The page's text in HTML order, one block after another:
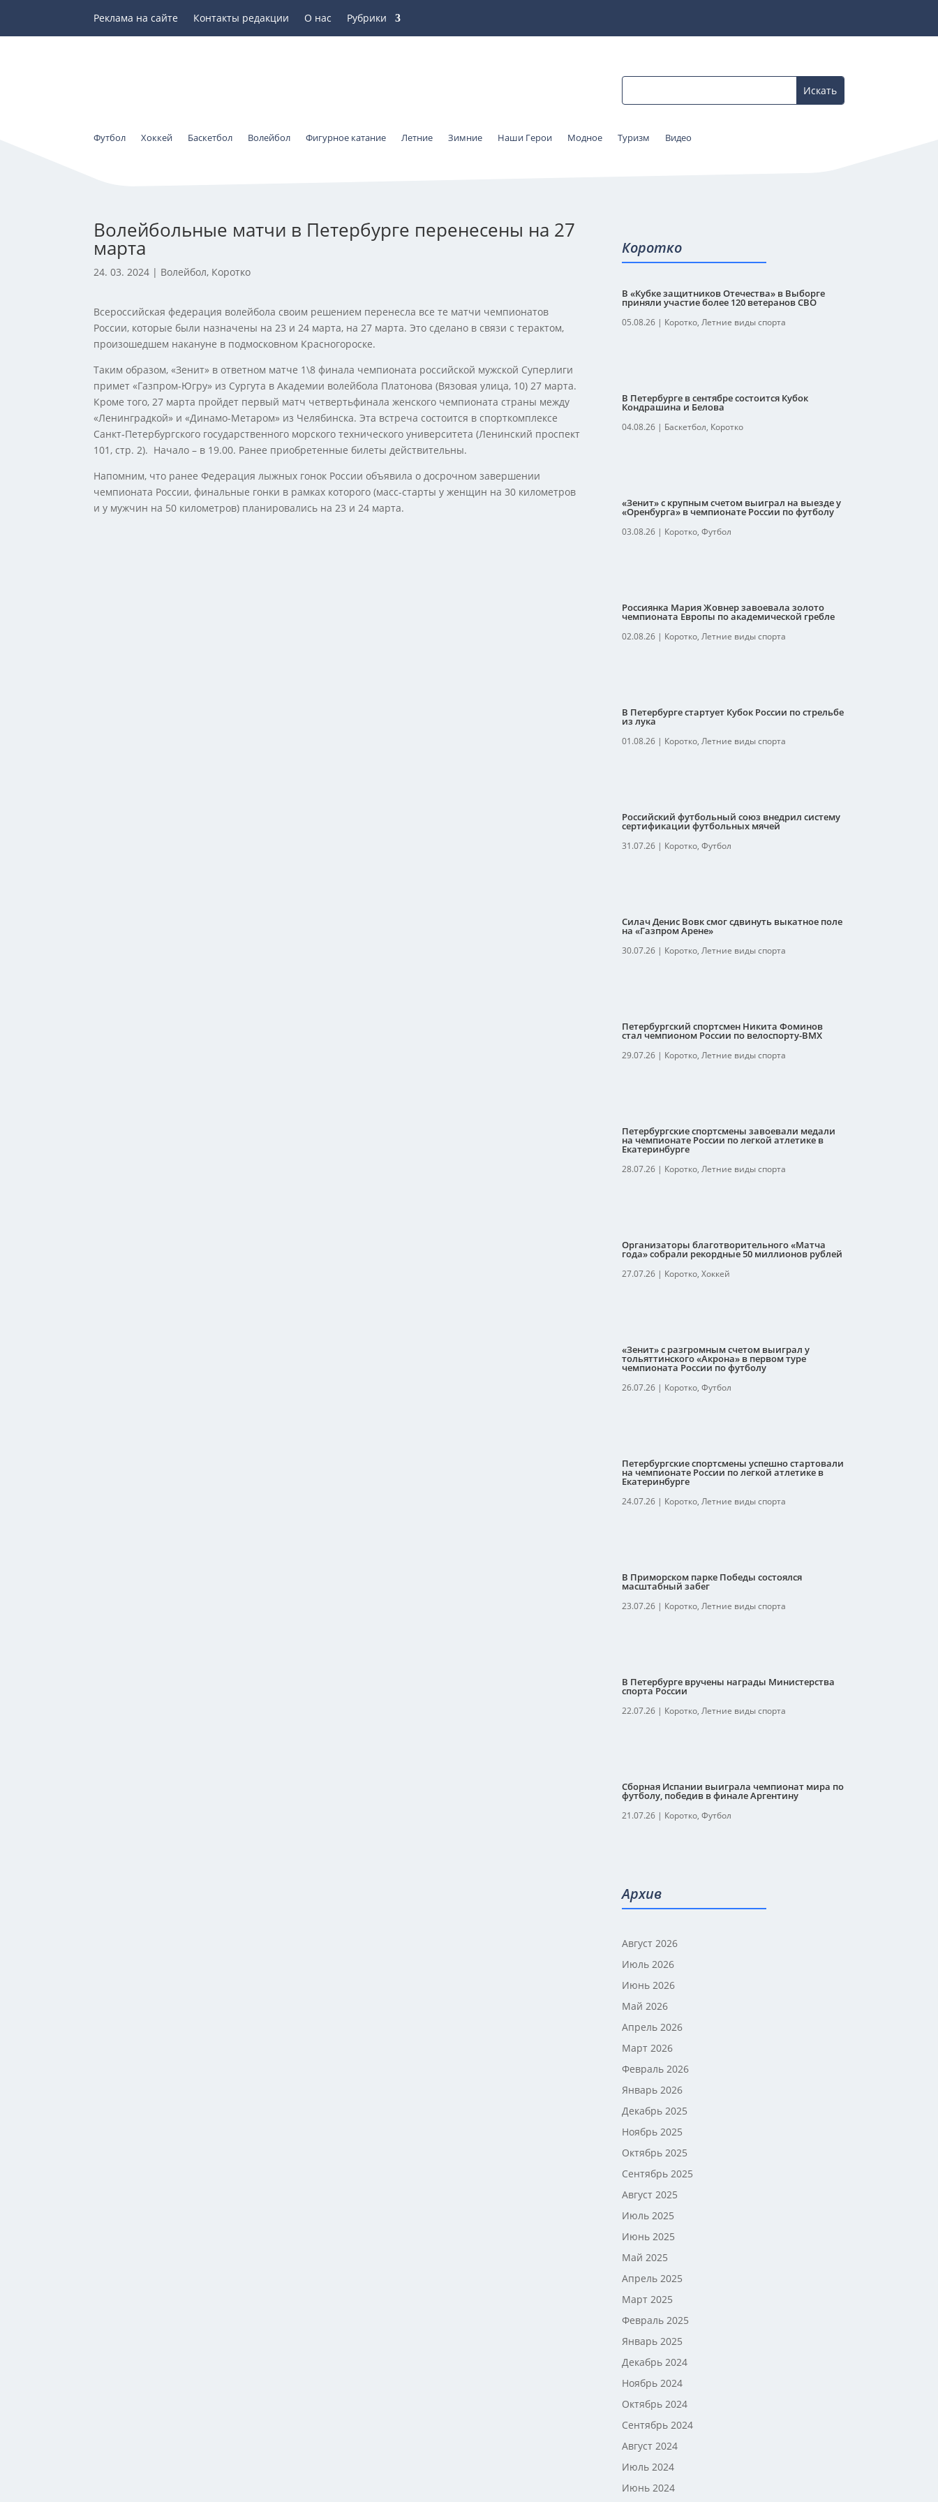
Реклама на сайте Контакты редакции О нас Рубрики
Футбол Хоккей Баскетбол Волейбол Фигурное катание Летние Зимние Наши Герои Модное Туризм Видео
Волейбольные матчи в Петербурге перенесены на 27
марта
24. 03. 2024 | Волейбол, Коротко
Всероссийская федерация волейбола своим решением перенесла все те матчи чемпионатов
России, которые были назначены на 23 и 24 марта, на 27 марта. Это сделано в связи с терактом,
произошедшем накануне в подмосковном Красногороске.
Таким образом, «Зенит» в ответном матче 1\8 финала чемпионата российской мужской Суперлиги
примет «Газпром-Югру» из Сургута в Академии волейбола Платонова (Вязовая улица, 10) 27 марта.
Кроме того, 27 марта пройдет первый матч четвертьфинала женского чемпионата страны между
«Ленинградкой» и «Динамо-Метаром» из Челябинска. Эта встреча состоится в спорткомплексе
Санкт‑Петербургского государственного морского технического университета (Ленинский проспект
101, стр. 2). Начало – в 19.00. Ранее приобретенные билеты действительны.
Напомним, что ранее Федерация лыжных гонок России объявила о досрочном завершении
чемпионата России, финальные гонки в рамках которого (масс-старты у женщин на 30 километров
и у мужчин на 50 километров) планировались на 23 и 24 марта.
Коротко
В «Кубке защитников Отечества» в Выборге
приняли участие более 120 ветеранов СВО
05.08.26| Коротко, Летние виды спорта
В Петербурге в сентябре состоится Кубок
Кондрашина и Белова
04.08.26| Баскетбол, Коротко
«Зенит» с крупным счетом выиграл на выезде у
«Оренбурга» в чемпионате России по футболу
03.08.26| Коротко, Футбол
Россиянка Мария Жовнер завоевала золото
чемпионата Европы по академической гребле
02.08.26| Коротко, Летние виды спорта
В Петербурге стартует Кубок России по стрельбе
из лука
01.08.26| Коротко, Летние виды спорта
Российский футбольный союз внедрил систему
сертификации футбольных мячей
31.07.26| Коротко, Футбол
Силач Денис Вовк смог сдвинуть выкатное поле
на «Газпром Арене»
30.07.26| Коротко, Летние виды спорта
Петербургский спортсмен Никита Фоминов
стал чемпионом России по велоспорту-ВМХ
29.07.26| Коротко, Летние виды спорта
Петербургские спортсмены завоевали медали
на чемпионате России по легкой атлетике в
Екатеринбурге
28.07.26| Коротко, Летние виды спорта
Организаторы благотворительного «Матча
года» собрали рекордные 50 миллионов рублей
27.07.26| Коротко, Хоккей
«Зенит» с разгромным счетом выиграл у
тольяттинского «Акрона» в первом туре
чемпионата России по футболу
26.07.26| Коротко, Футбол
Петербургские спортсмены успешно стартовали
на чемпионате России по легкой атлетике в
Екатеринбурге
24.07.26| Коротко, Летние виды спорта
В Приморском парке Победы состоялся
масштабный забег
23.07.26| Коротко, Летние виды спорта
В Петербурге вручены награды Министерства
спорта России
22.07.26| Коротко, Летние виды спорта
Сборная Испании выиграла чемпионат мира по
футболу, победив в финале Аргентину
21.07.26| Коротко, Футбол
Архив
Август 2026
Июль 2026
Июнь 2026
Май 2026
Апрель 2026
Март 2026
Февраль 2026
Январь 2026
Декабрь 2025
Ноябрь 2025
Октябрь 2025
Сентябрь 2025
Август 2025
Июль 2025
Июнь 2025
Май 2025
Апрель 2025
Март 2025
Февраль 2025
Январь 2025
Декабрь 2024
Ноябрь 2024
Октябрь 2024
Сентябрь 2024
Август 2024
Июль 2024
Июнь 2024